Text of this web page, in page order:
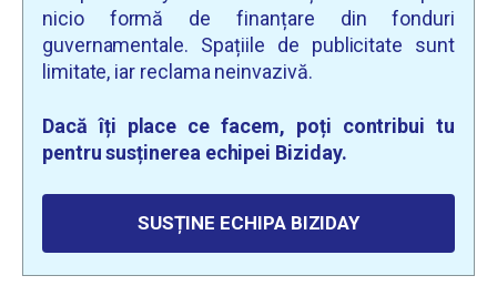
nicio formă de finanțare din fonduri
guvernamentale. Spațiile de publicitate sunt
limitate, iar reclama neinvazivă.
Dacă îți place ce facem, poți contribui tu
pentru susținerea echipei Biziday.
SUSȚINE ECHIPA BIZIDAY